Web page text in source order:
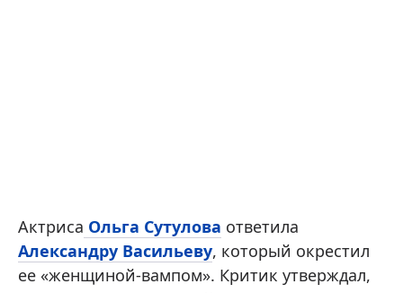
Актриса Ольга Сутулова ответила
Александру Васильеву, который окрестил
ее «женщиной-вампом». Критик утверждал,